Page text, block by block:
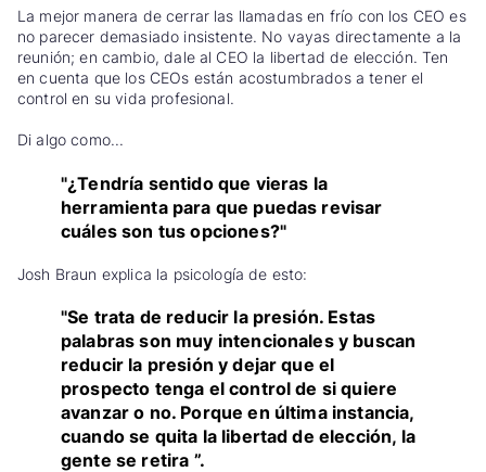
La mejor manera de cerrar las llamadas en frío con los CEO es
no parecer demasiado insistente. No vayas directamente a la
reunión; en cambio, dale al CEO la libertad de elección. Ten
en cuenta que los CEOs están acostumbrados a tener el
control en su vida profesional.
Di algo como...
"¿Tendría sentido que vieras la
herramienta para que puedas revisar
cuáles son tus opciones?"
Josh Braun explica la psicología de esto:
"Se trata de reducir la presión. Estas
palabras son muy intencionales y buscan
reducir la presión y dejar que el
prospecto tenga el control de si quiere
avanzar o no. Porque en última instancia,
cuando se quita la libertad de elección, la
gente se retira ”.